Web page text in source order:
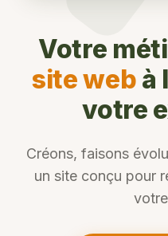
Votre
site web à
votre
Créons, faisons
un site conçu pour